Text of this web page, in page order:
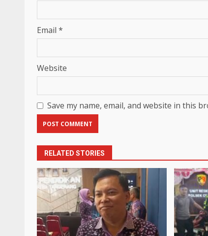
Email *
Website
Save my name, email, and website in this
RELATED STORIES